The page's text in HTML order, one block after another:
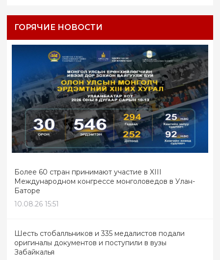
ГОРЯЧИЕ НОВОСТИ
Более 60 стран принимают участие в XIII
Международном конгрессе монголоведов в Улан-
Баторе
10.08.26 15:51
Шесть стобалльников и 335 медалистов подали
оригиналы документов и поступили в вузы
Забайкалья